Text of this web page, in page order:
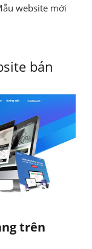
website mới
bán
trên